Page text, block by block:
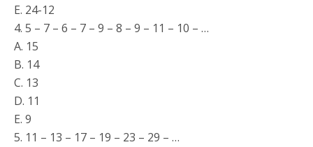
E. 24-12
4. 5 – 7 – 6 – 7 – 9 – 8 – 9 – 11 – 10 – …
A. 15
B. 14
C. 13
D. 11
E. 9
5. 11 – 13 – 17 – 19 – 23 – 29 – …